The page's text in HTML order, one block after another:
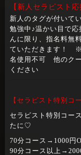
【新人セラピスト応
新人のタグが付いて
勉強中♪温かい目で
んに限り、指名料無
ていただきます！
名使用不可 他のク
ください
【セラピスト特別コ
セラピスト特別コー
たに♡
70分コース→1000円
90分コース以上